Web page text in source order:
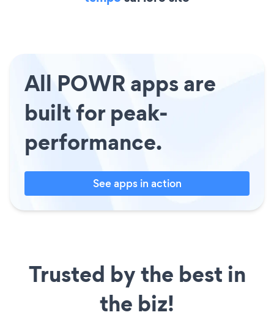
All POWR apps are
built for peak-
performance.
See apps in action
Trusted by the best in
the biz!